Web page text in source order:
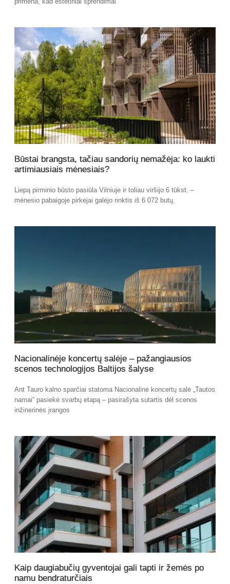
Būstai brangsta, tačiau sandorių nemažėja: ko laukti
artimiausiais mėnesiais?
Liepą pirminio būsto pasiūla Vilniuje ir toliau viršijo 6 tūkst. –
mėnesio pabaigoje pirkėjai galėjo rinktis iš 6 072 butų.
Nacionalinėje koncertų salėje – pažangiausios
scenos technologijos Baltijos šalyse
Ant Tauro kalno sparčiai statoma Nacionalinė koncertų salė „Tautos
namai“ pasiekė svarbų etapą – pasirašyta sutartis dėl scenos
inžinerinės įrangos
Kaip daugiabučių gyventojai gali tapti ir žemės po
namu bendraturčiais